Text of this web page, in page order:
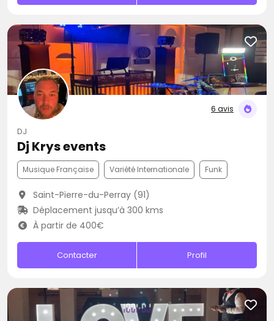
6 avis
DJ
Dj Krys events
Musique Française Variété Internationale Funk
Saint-Pierre-du-Perray (91)
Déplacement jusqu’à 300 kms
À partir de 400€
Contacter Profil